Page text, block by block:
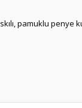
pamuklu penye